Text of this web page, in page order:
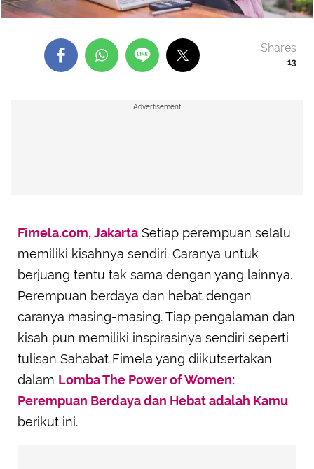
13
Shares
Advertisement
Fimela.com, Jakarta Setiap perempuan selalu
memiliki kisahnya sendiri. Caranya untuk
berjuang tentu tak sama dengan yang lainnya.
Perempuan berdaya dan hebat dengan
caranya masing-masing. Tiap pengalaman dan
kisah pun memiliki inspirasinya sendiri seperti
tulisan Sahabat Fimela yang diikutsertakan
dalam Lomba The Power of Women:
Perempuan Berdaya dan Hebat adalah Kamu
berikut ini.